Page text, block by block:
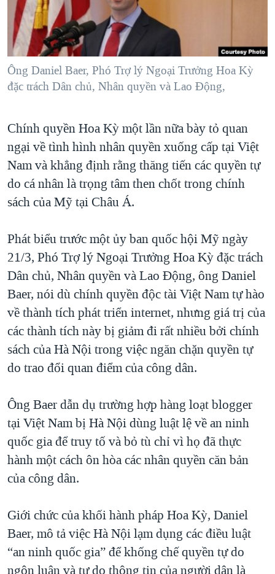
"Tìm"NGƯỜI VIỆT HẢI NGOẠI
ĐỜI SỐNG
KINH TẾ
KHOA HỌC
VĂN HOÁ
THỂ THAO
GIÁO DỤC
TẠI
HÀNH TRÌNH BẦU CỬ 2024
MỘT NĂM CHIẾN TRANH TẠI DẢI GAZA
GIẢI MÃ VÀNH ĐAI & CON ĐƯỜNG
NGÀY TỊ NẠN THẾ GIỚI
GROUND ZERO – XƯA VÀ NAY
CHI PHÍ CHIẾN TRANH AFGHANISTAN
CÁC GIÁ TRỊ CỘNG HÒA Ở VIỆT NAM
THƯỢNG ĐỈNH TRUMP-KIM TẠI VIỆT NAM
NGƯ DÂN VIỆT VÀ LÀN SÓNG TRỘM HẢI SÂM
BÊN KIA QUỐC LỘ: TIẾNG VỌNG TỪ NÔNG THÔN MỸ
QUAN HỆ VIỆT MỸ
VIDEO
NGHE
MẠNG XÃ HỘI
Ngôn ngữ khác
Ông Daniel Baer, Phó Trợ lý Ngoại Trưởng Hoa Kỳ
đặc trách Dân chủ, Nhân quyền và Lao Động,
Chính quyền Hoa Kỳ một lần nữa bày tỏ quan
ngại về tình hình nhân quyền xuống cấp tại Việt
Nam và khẳng định rằng thăng tiến các quyền tự
do cá nhân là trọng tâm then chốt trong chính
sách của Mỹ tại Châu Á.
Phát biểu trước một ủy ban quốc hội Mỹ ngày
21/3, Phó Trợ lý Ngoại Trưởng Hoa Kỳ đặc trách
Dân chủ, Nhân quyền và Lao Động, ông Daniel
Baer, nói dù chính quyền độc tài Việt Nam tự hào
về thành tích phát triển internet, nhưng giá trị của
các thành tích này bị giảm đi rất nhiều bởi chính
sách của Hà Nội trong việc ngăn chặn quyền tự
do trao đổi quan điểm của công dân.
Ông Baer dẫn dụ trường hợp hàng loạt blogger
tại Việt Nam bị Hà Nội dùng luật lệ về an ninh
quốc gia để truy tố và bỏ tù chỉ vì họ đã thực
hành một cách ôn hòa các nhân quyền căn bản
của công dân.
Giới chức của khối hành pháp Hoa Kỳ, Daniel
Baer, mô tả việc Hà Nội lạm dụng các điều luật
“an ninh quốc gia” để khống chế quyền tự do
ngôn luận và tự do thông tin của người dân là